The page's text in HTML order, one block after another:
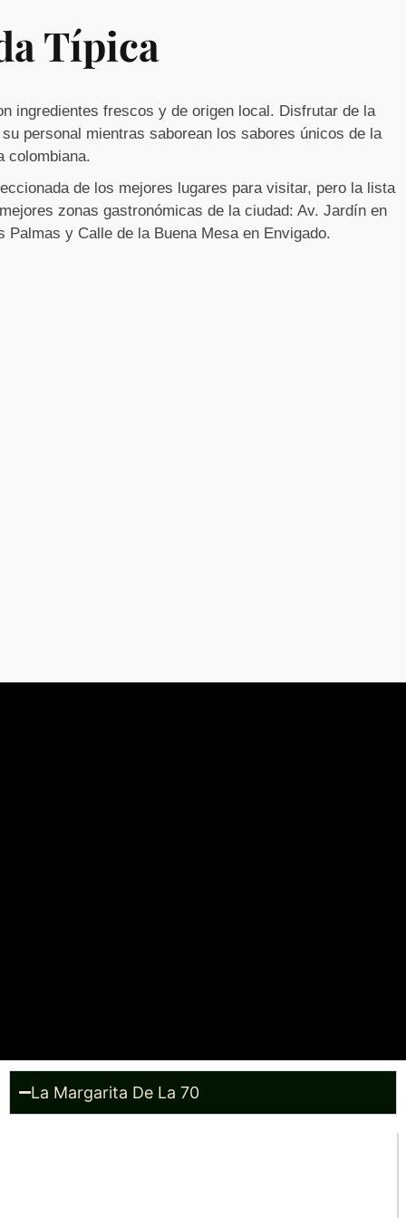
Típica
ingredientes frescos y de origen local. Disfrutar de la
personal mientras saborean los sabores únicos de la
colombiana.
de los mejores lugares para visitar, pero la lista
zonas gastronómicas de la ciudad: Av. Jardín en
y Calle de la Buena Mesa en Envigado.
La Margarita De La 70